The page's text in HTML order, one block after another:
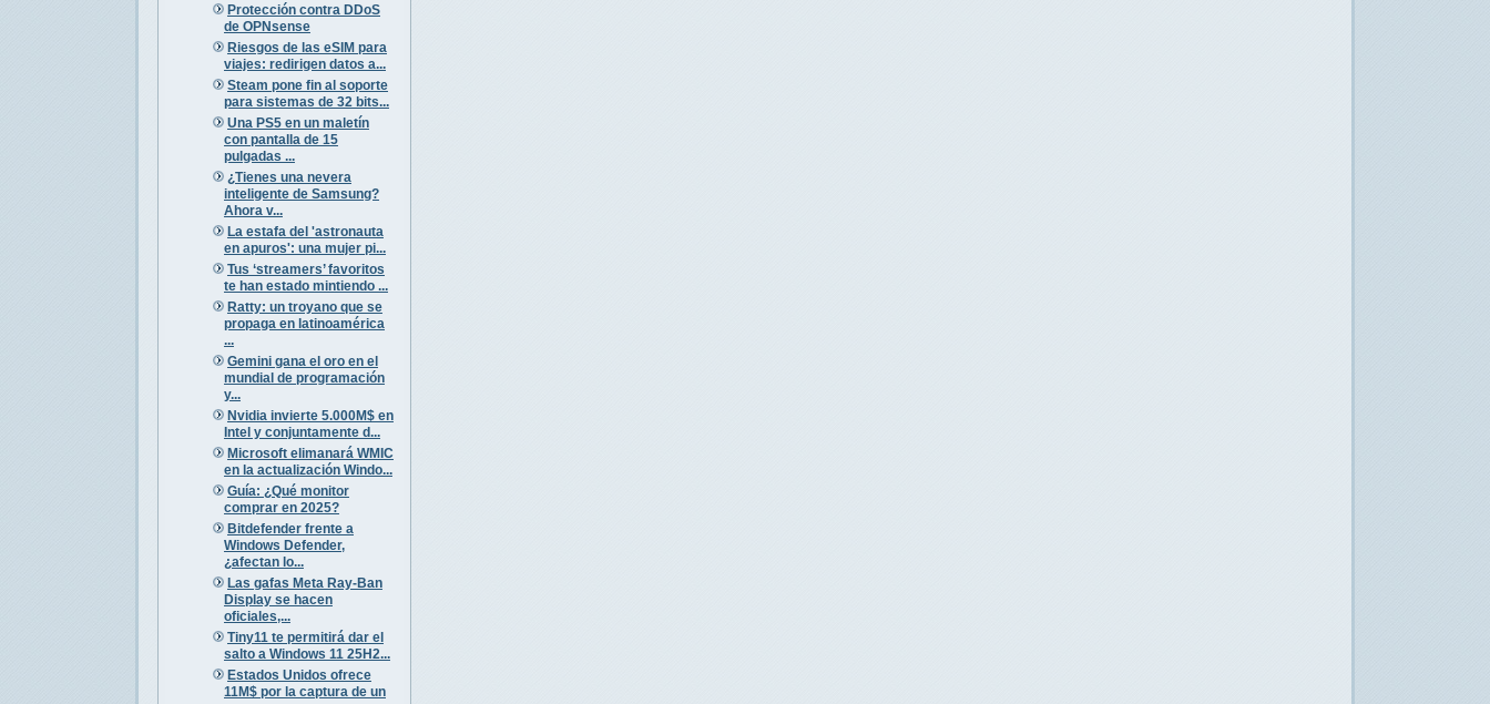
Protección contra DDoS
de OPNsense
Riesgos de las eSIM para
viajes: redirigen datos a...
Steam pone fin al soporte
para sistemas de 32 bits...
Una PS5 en un maletín
con pantalla de 15
pulgadas ...
¿Tienes una nevera
inteligente de Samsung?
Ahora v...
La estafa del 'astronauta
en apuros': una mujer pi...
Tus ‘streamers’ favoritos
te han estado mintiendo ...
Ratty: un troyano que se
propaga en latinoamérica
...
Gemini gana el oro en el
mundial de programación
y...
Nvidia invierte 5.000M$ en
Intel y conjuntamente d...
Microsoft elimanará WMIC
en la actualización Windo...
Guía: ¿Qué monitor
comprar en 2025?
Bitdefender frente a
Windows Defender,
¿afectan lo...
Las gafas Meta Ray-Ban
Display se hacen
oficiales,...
Tiny11 te permitirá dar el
salto a Windows 11 25H2...
Estados Unidos ofrece
11M$ por la captura de un